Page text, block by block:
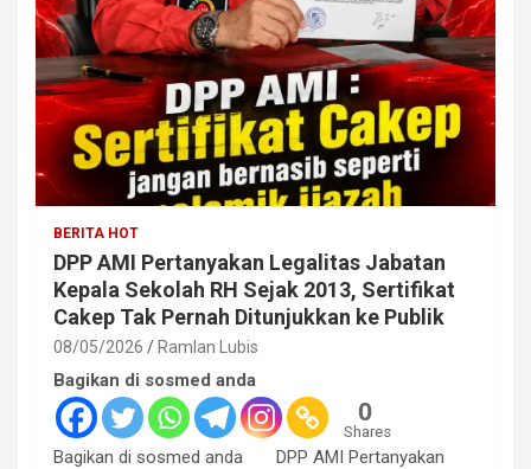
BERITA HOT
DPP AMI Pertanyakan Legalitas Jabatan
Kepala Sekolah RH Sejak 2013, Sertifikat
Cakep Tak Pernah Ditunjukkan ke Publik
08/05/2026 Ramlan Lubis
Bagikan di sosmed anda
0
Shares
Bagikan di sosmed anda DPP AMI Pertanyakan